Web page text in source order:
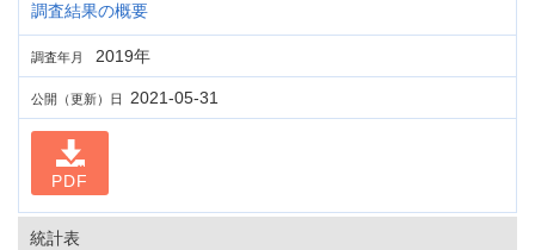
調査結果の概要
調査年月 2019年
公開（更新）日 2021-05-31
PDF
統計表